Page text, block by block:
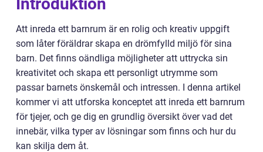
Att inreda ett barnrum är en rolig och kreativ uppgift
som låter föräldrar skapa en drömfylld miljö för sina
barn. Det finns oändliga möjligheter att uttrycka sin
kreativitet och skapa ett personligt utrymme som
passar barnets önskemål och intressen. I denna artikel
kommer vi att utforska konceptet att inreda ett barnrum
för tjejer, och ge dig en grundlig översikt över vad det
innebär, vilka typer av lösningar som finns och hur du
kan skilja dem åt.